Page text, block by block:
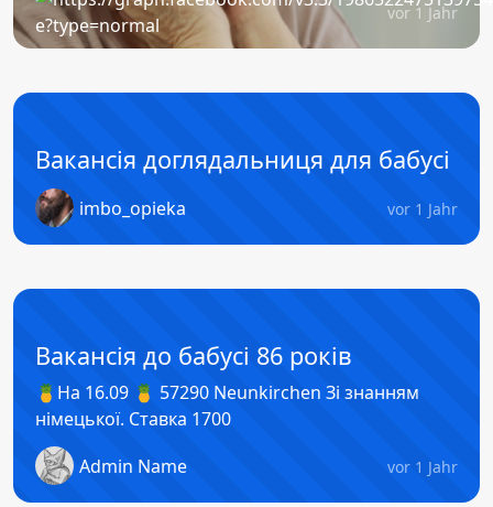
vor 1 Jahr
Вакансія доглядальниця для бабусі
imbo_opieka vor 1 Jahr
Вакансія до бабусі 86 років
🍍На 16.09 🍍 57290 Neunkirchen Зі знанням
німецької. Ставка 1700
Admin Name
vor 1 Jahr